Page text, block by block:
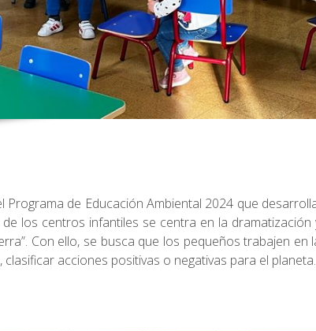
Programa de Educación Ambiental 2024 que
los centros infantiles se centra en la dramatización
Con ello, se busca que los pequeños trabajen
clasificar acciones positivas o negativas para el planeta.